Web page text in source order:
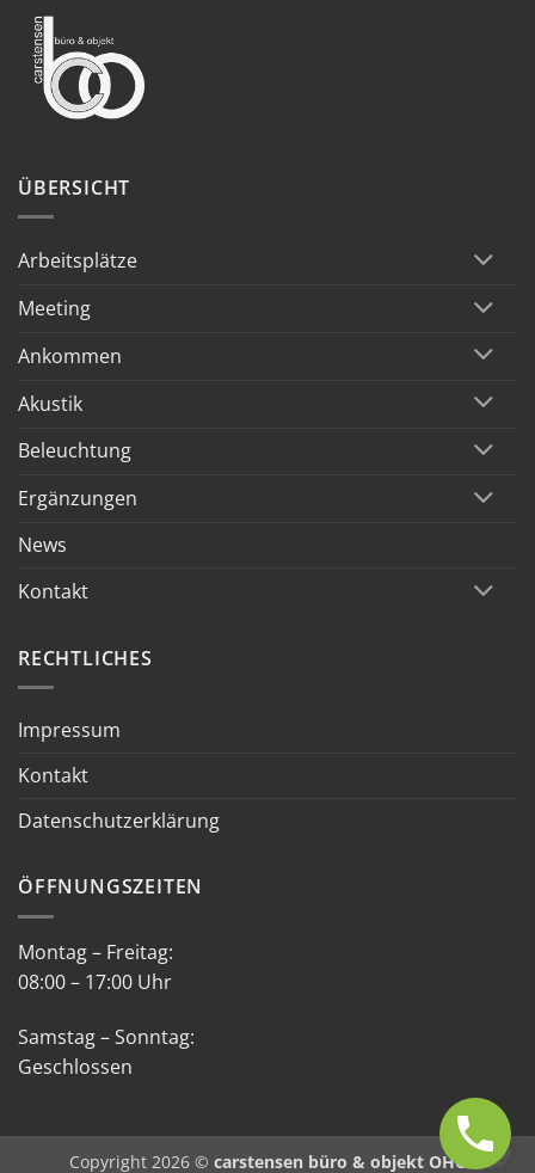
ÜBERSICHT
Arbeitsplätze
Meeting
Ankommen
Akustik
Beleuchtung
Ergänzungen
News
Kontakt
RECHTLICHES
Impressum
Kontakt
Datenschutzerklärung
ÖFFNUNGSZEITEN
Montag – Freitag:
08:00 – 17:00 Uhr
Samstag – Sonntag:
Geschlossen
Copyright 2026 © carstensen büro & objekt OHG